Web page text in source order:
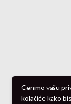
Cenimo vašu
kolačiće kako